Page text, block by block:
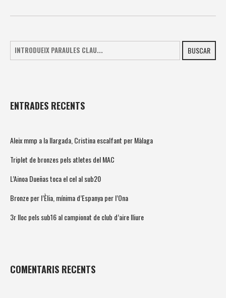
BUSCAR
ENTRADES RECENTS
Aleix mmp a la llargada, Cristina escalfant per Màlaga
Triplet de bronzes pels atletes del MAC
L’Ainoa Dueñas toca el cel al sub20
Bronze per l’Èlia, mínima d’Espanya per l’Ona
3r lloc pels sub16 al campionat de club d’aire lliure
COMENTARIS RECENTS